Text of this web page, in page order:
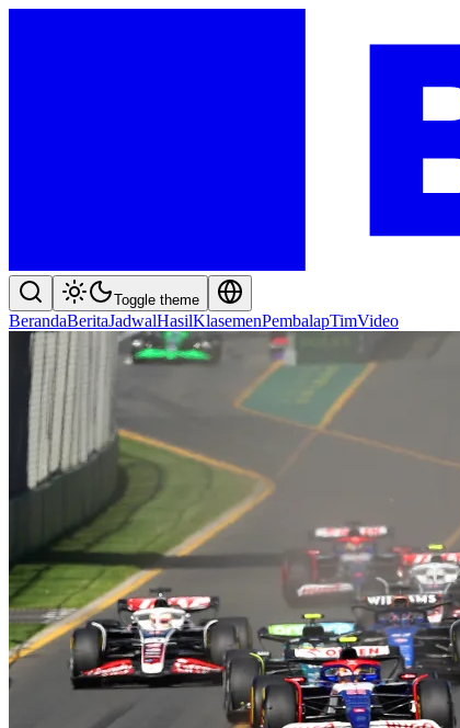
Toggle theme
BerandaBeritaJadwalHasilKlasemenPembalapTimVideo